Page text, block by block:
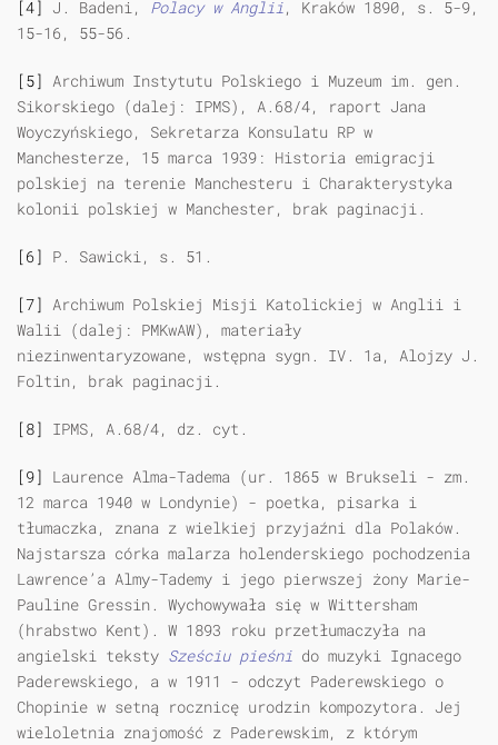
[4] J. Badeni, Polacy w Anglii, Kraków 1890, s. 5-9,
15-16, 55-56.
[5] Archiwum Instytutu Polskiego i Muzeum im. gen.
Sikorskiego (dalej: IPMS), A.68/4, raport Jana
Woyczyńskiego, Sekretarza Konsulatu RP w
Manchesterze, 15 marca 1939: Historia emigracji
polskiej na terenie Manchesteru i Charakterystyka
kolonii polskiej w Manchester, brak paginacji.
[6] P. Sawicki, s. 51.
[7] Archiwum Polskiej Misji Katolickiej w Anglii i
Walii (dalej: PMKwAW), materiały
niezinwentaryzowane, wstępna sygn. IV. 1a, Alojzy J.
Foltin, brak paginacji.
[8] IPMS, A.68/4, dz. cyt.
[9] Laurence Alma-Tadema (ur. 1865 w Brukseli - zm.
12 marca 1940 w Londynie) - poetka, pisarka i
tłumaczka, znana z wielkiej przyjaźni dla Polaków.
Najstarsza córka malarza holenderskiego pochodzenia
Lawrence’a Almy-Tademy i jego pierwszej żony Marie-
Pauline Gressin. Wychowywała się w Wittersham
(hrabstwo Kent). W 1893 roku przetłumaczyła na
angielski teksty Sześciu pieśni do muzyki Ignacego
Paderewskiego, a w 1911 - odczyt Paderewskiego o
Chopinie w setną rocznicę urodzin kompozytora. Jej
wieloletnia znajomość z Paderewskim, z którym